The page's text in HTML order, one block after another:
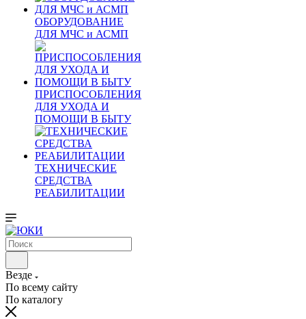
ОБОРУДОВАНИЕ
ДЛЯ МЧС и АСМП
ПРИСПОСОБЛЕНИЯ
ДЛЯ УХОДА И
ПОМОЩИ В БЫТУ
ТЕХНИЧЕСКИЕ
СРЕДСТВА
РЕАБИЛИТАЦИИ
Везде
По всему сайту
По каталогу